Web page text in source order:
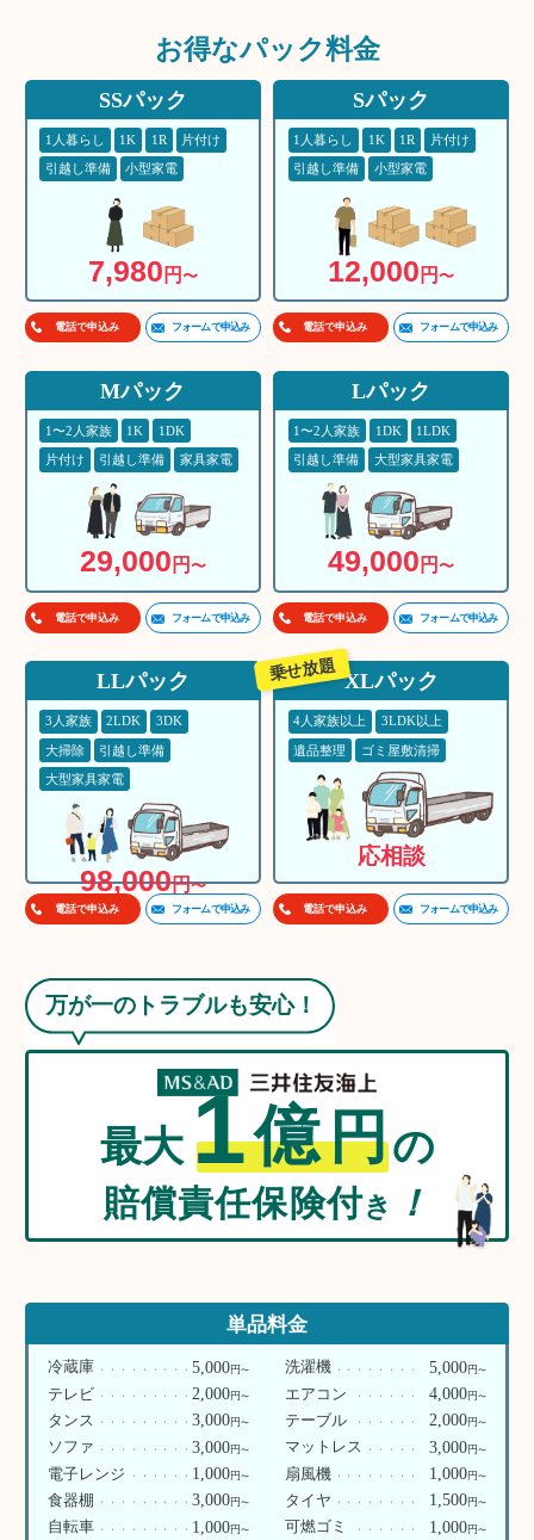
お得なパック料金
SSパック
1人暮らし 1K 1R 片付け
引越し準備 小型家電
7,980 円 〜
電話で申込み フォームで申込み
Sパック
1人暮らし 1K 1R 片付け
引越し準備 小型家電
12,000 円 〜
電話で申込み フォームで申込み
Mパック
1〜2人家族 1K 1DK
片付け 引越し準備 家具家電
29,000 円 〜
電話で申込み フォームで申込み
Lパック
1〜2人家族 1DK 1LDK
引越し準備 大型家具家電
49,000 円 〜
電話で申込み フォームで申込み
LLパック
3人家族 2LDK 3DK
大掃除 引越し準備
大型家具家電
98,000円〜
電話で申込み フォームで申込み
XLパック
4人家族以上 3LDK以上
遺品整理 ゴミ屋敷清掃
応相談
乗せ放題
電話で申込み フォームで申込み
万が一のトラブルも安心！
最大1億円の
賠償責任保険付き ！
単品料金
冷蔵庫 5,000円〜 洗濯機 5,000円〜
テレビ 2,000円〜 エアコン 4,000円〜
タンス 3,000円〜 テーブル 2,000円〜
ソファ 3,000円〜 マットレス 3,000円〜
電子レンジ 1,000円〜 扇風機 1,000円〜
食器棚 3,000円〜 タイヤ 1,500円〜
自転車 1,000円〜 可燃ゴミ 1,000円〜